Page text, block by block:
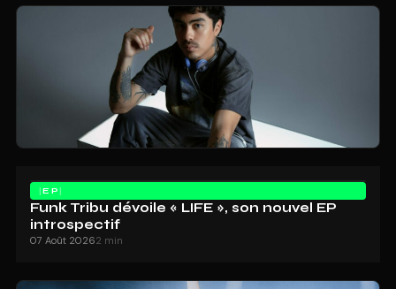
EP
Funk Tribu dévoile « LIFE », son nouvel EP
introspectif
07 Août 20262 min